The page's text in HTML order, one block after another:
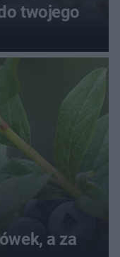
twojego
a za